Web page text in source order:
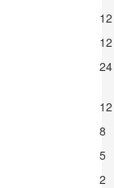
12
12
24
12
8
5
2